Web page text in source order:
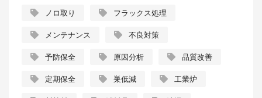
ノロ取り フラックス処理
メンテナンス 不良対策
予防保全 原因分析 品質改善
定期保全 巣低減 工業炉